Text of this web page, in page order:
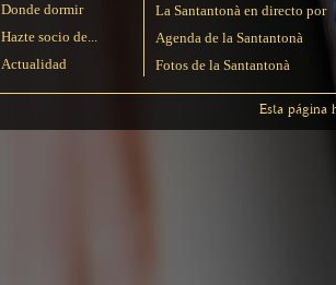
Donde dormir
Hazte socio de...
Actualidad
La Santantonà en directo por
Agenda de la Santantonà
Fotos de la Santantonà
Esta página